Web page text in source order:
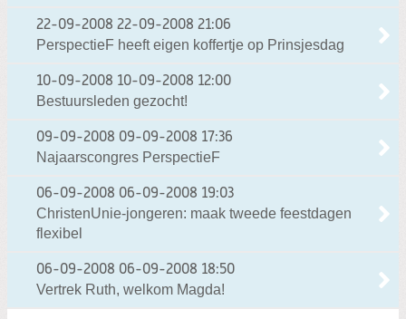
22-09-2008 22-09-2008 21:06
PerspectieF heeft eigen koffertje op Prinsjesdag
10-09-2008 10-09-2008 12:00
Bestuursleden gezocht!
09-09-2008 09-09-2008 17:36
Najaarscongres PerspectieF
06-09-2008 06-09-2008 19:03
ChristenUnie-jongeren: maak tweede feestdagen
flexibel
06-09-2008 06-09-2008 18:50
Vertrek Ruth, welkom Magda!